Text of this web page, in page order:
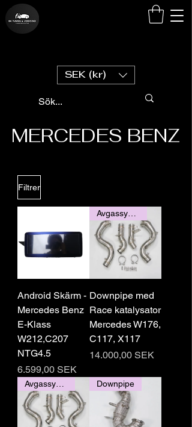
SEK (kr)
MERCEDES BENZ
Filtrer
Android Skärm -
Mercedes Benz
E-Klass
W212,C207
NTG4.5
Pris
6.599,00 SEK
Downpipe med
Race katalysator
Mercedes W176,
C117, X117
Pris
14.000,00 SEK
Downpipe